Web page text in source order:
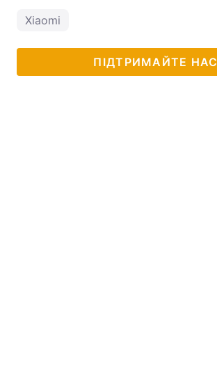
Xiaomi
ПІДТРИМАЙТЕ НАС